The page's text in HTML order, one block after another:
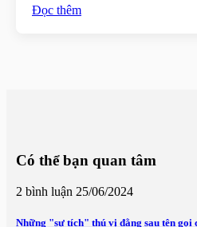
Đọc thêm
Có thể bạn quan tâm
2 bình luận 25/06/2024
Những "sự tích" thú vị đằng sau tên gọi